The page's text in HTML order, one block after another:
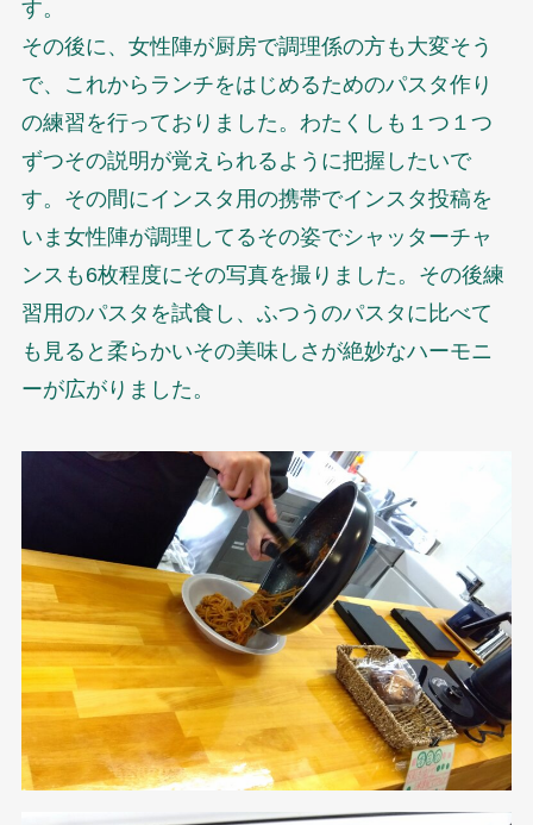
す。
その後に、女性陣が厨房で調理係の方も大変そう
で、これからランチをはじめるためのパスタ作り
の練習を行っておりました。わたくしも１つ１つ
ずつその説明が覚えられるように把握したいで
す。その間にインスタ用の携帯でインスタ投稿を
いま女性陣が調理してるその姿でシャッターチャ
ンスも6枚程度にその写真を撮りました。その後練
習用のパスタを試食し、ふつうのパスタに比べて
も見ると柔らかいその美味しさが絶妙なハーモニ
ーが広がりました。